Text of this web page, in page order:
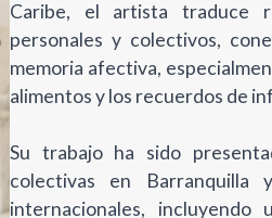
Caribe, el artista traduce
personales y colectivos,
memoria afectiva,
alimentos y los recuerdos de
Su trabajo ha sido
colectivas en Barranquilla
internacionales,